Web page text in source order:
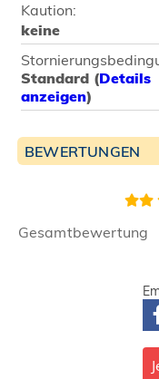
Kaution:
keine
Standard (Details
anzeigen)
BEWERTUNGEN
Gesamtbewertung